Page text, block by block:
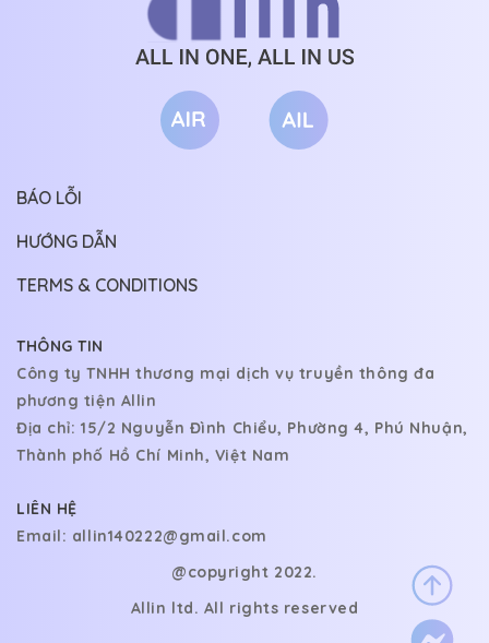
THÔNG TIN
Công ty TNHH thương mại dịch vụ truyền thông đa
phương tiện Allin
Địa chỉ: 15/2 Nguyễn Đình Chiểu, Phường 4, Phú Nhuận,
Thành phố Hồ Chí Minh, Việt Nam
LIÊN HỆ
Email: allin140222@gmail.com
@copyright 2022.
Allin ltd. All rights reserved
BÁO LỖI
HƯỚNG DẪN
TERMS & CONDITIONS